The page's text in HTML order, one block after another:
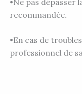
recommandée.
•En cas de
professionnel de